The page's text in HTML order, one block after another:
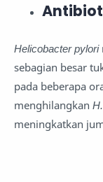
Helicobacter pylori
sebagian besar
pada beberapa
menghilangkan
meningkatkan